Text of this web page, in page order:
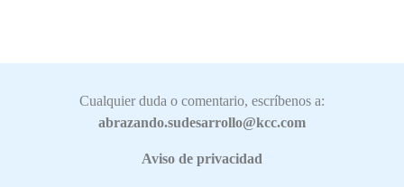
Cualquier duda o comentario, escríbenos a:
abrazando.sudesarrollo@kcc.com
Aviso de privacidad